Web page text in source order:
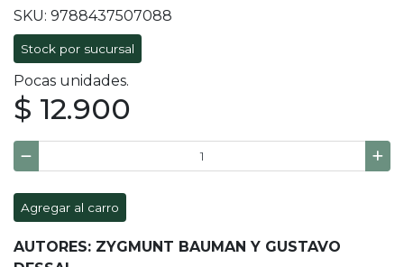
SKU: 9788437507088
Stock por sucursal
Pocas unidades.
$ 12.900
Agregar al carro
AUTORES: ZYGMUNT BAUMAN Y GUSTAVO